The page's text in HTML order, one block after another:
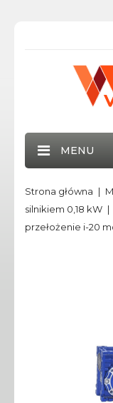
MENU
Strona główna
silnikiem 0,18 kW
przełożenie i-20